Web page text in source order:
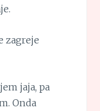
zagreje
jaja, pa
Onda